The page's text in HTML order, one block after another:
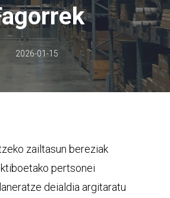
2026-01-15
zailtasun bereziak
pertsonei
deialdia argitaratu